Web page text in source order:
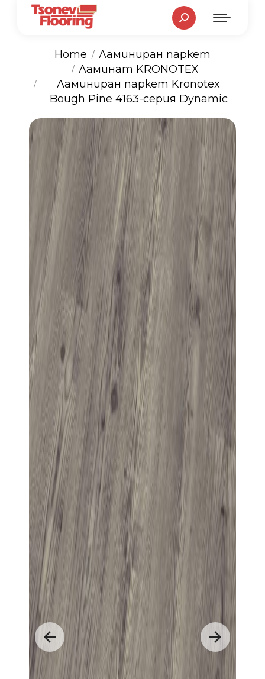
Search:
You are here:
Home
Ламиниран паркет
Ламинат KRONOTEX
Ламиниран паркет Kronotex
Bough Pine 4163-серия Dynamic